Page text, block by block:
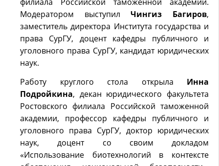
Модератором выступилЧингиз Багиров,
заместитель директора Института государства и
права СурГУ, доцент кафедры публичного и
уголовного права СурГУ, кандидат юридических
наук.
Работу круглого стола открыла Инна
Подройкина, декан юридического факультета
Ростовского филиала Российской таможенной
академии, профессор кафедры публичного и
уголовного права СурГУ, доктор юридических
наук, доцент со своим докладом
«Использование биотехнологий в контексте